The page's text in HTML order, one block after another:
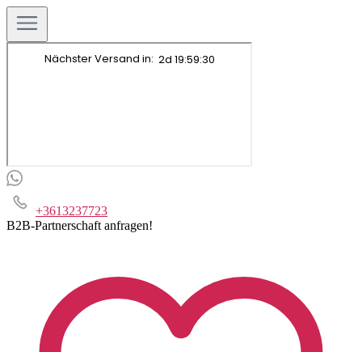
+3613237723
B2B-Partnerschaft anfragen!